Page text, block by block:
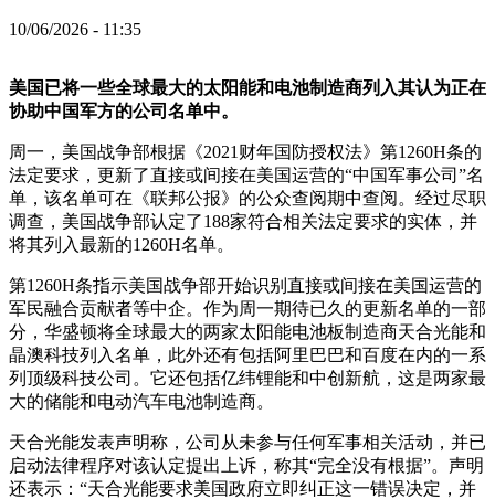
10/06/2026 - 11:35
美国已将一些全球最大的太阳能和电池制造商列入其认为正在
协助中国军方的公司名单中。
周一，美国战争部根据《2021财年国防授权法》第1260H条的
法定要求，更新了直接或间接在美国运营的“中国军事公司”名
单，该名单可在《联邦公报》的公众查阅期中查阅。经过尽职
调查，美国战争部认定了188家符合相关法定要求的实体，并
将其列入最新的1260H名单。
第1260H条指示美国战争部开始识别直接或间接在美国运营的
军民融合贡献者等中企。作为周一期待已久的更新名单的一部
分，华盛顿将全球最大的两家太阳能电池板制造商天合光能和
晶澳科技列入名单，此外还有包括阿里巴巴和百度在内的一系
列顶级科技公司。它还包括亿纬锂能和中创新航，这是两家最
大的储能和电动汽车电池制造商。
天合光能发表声明称，公司从未参与任何军事相关活动，并已
启动法律程序对该认定提出上诉，称其“完全没有根据”。声明
还表示：“天合光能要求美国政府立即纠正这一错误决定，并